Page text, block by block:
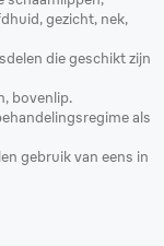
gezicht, nek,
die geschikt zijn
bovenlip.
als
gebruik van eens in